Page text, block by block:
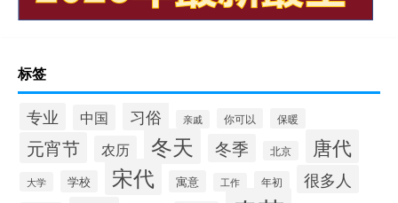
标签
专业 中国 习俗 亲戚 你可以 保暖
元宵节 农历 冬天 冬季 北京 唐代
大学 学校 宋代 寓意 工作 年初 很多人